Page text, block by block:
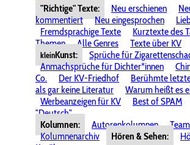
"Richtige" Texte:
Neu erschienen
kommentiert
Neu eingesprochen
Fremdsprachige Texte
Kurztexte des
Themen
Alle Genres Texte über KV
kleinKunst:
Sprüche für
Anmachsprüche für Dichter*innen
Co.
Der KV-Friedhof Berühmte
als gar keine Literatur
Warum heißt es
Werbeanzeigen für KV
Best of SPAM
"Deutsch"
Kolumnen:
Autorenkolumnen
Kolumnenarchiv
Hören & Sehen: